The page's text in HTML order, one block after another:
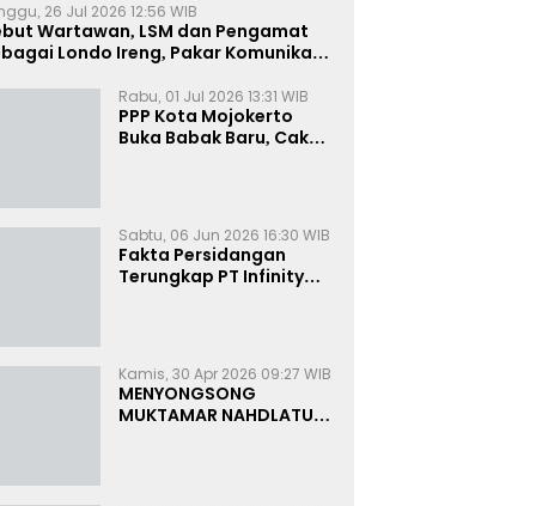
26 Jul 2026 12:56 WIB
Wartawan, LSM dan Pengamat
Londo Ireng, Pakar Komunikasi:
Rabu, 01 Jul 2026 13:31 WIB
PPP Kota Mojokerto
Buka Babak Baru, Cak
Sabtu, 06 Jun 2026 16:30 WIB
Fakta Persidangan
Terungkap PT Infinity
Kamis, 30 Apr 2026 09:27 WIB
MENYONGSONG
MUKTAMAR NAHDLATUL